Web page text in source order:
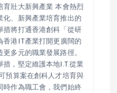
育壯大新興產業 本會熱烈
化、新興產業培育推出的
措將打通香港創科「從研
香港IT產業打開更廣闊的
多元的職業發展路徑。
措，堅定維護本地I.T.從業
預算案在創科人才培育與
時作為職工會，我們始終